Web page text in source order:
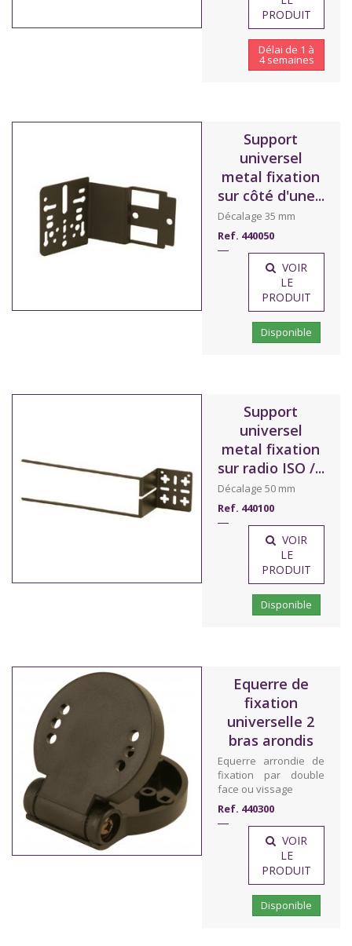
PRODUIT
Délai de 1 à
4 semaines
Support
universel
metal fixation
sur côté d'une...
Décalage 35 mm
Ref. 440050
VOIR
LE
PRODUIT
Disponible
Support
universel
metal fixation
sur radio ISO /...
Décalage 50 mm
Ref. 440100
VOIR
LE
PRODUIT
Disponible
Equerre de
fixation
universelle 2
bras arondis
Equerre arrondie de
fixation par double
face ou vissage
Ref. 440300
VOIR
LE
PRODUIT
Disponible